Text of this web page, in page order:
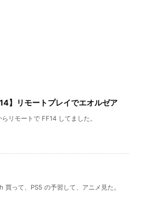
】リモートプレイでエオルゼア
リモートで FF14 してました。
買って、PS5 の予習して、アニメ見た。